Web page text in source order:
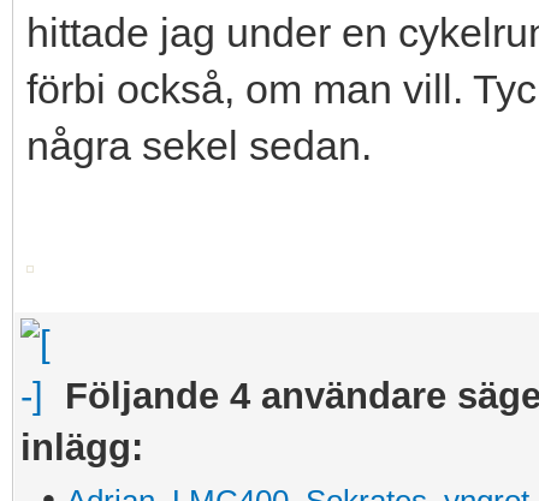
hittade jag under en
förbi också, om man vill.
några sekel sedan.
Följande 4 användare
inlägg: